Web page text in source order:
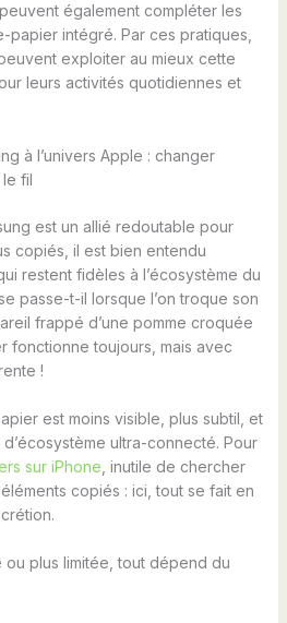
également compléter les
papier intégré. Par ces pratiques,
exploiter au mieux cette
leurs activités quotidiennes et
à l’univers Apple : changer
fil
est un allié redoutable pour
copiés, il est bien entendu
restent fidèles à l’écosystème du
passe-t-il lorsque l’on troque son
frappé d’une pomme croquée
fonctionne toujours, mais avec
!
est moins visible, plus subtil, et
ultra-connecté. Pour
sur iPhone , inutile de chercher
copiés : ici, tout se fait en
ou plus limitée, tout dépend du